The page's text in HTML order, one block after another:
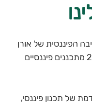
הפיננסית של אורן
מזרח והבית של למעלה מ־200 מתכננים פיננסיים
של תכנון פיננסי,